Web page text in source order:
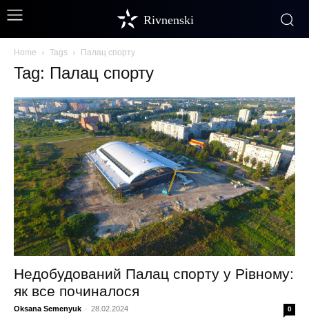
Rivnenski
Home Tags Палац спорту
Tag: Палац спорту
Недобудований Палац спорту у Рівному:
як все починалося
Oksana Semenyuk - 28.02.2024 0